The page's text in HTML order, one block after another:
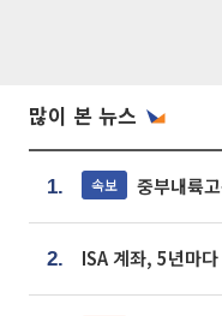
많이 본 뉴스
1. 속보 중부내륙
2. ISA 계좌, 5년마